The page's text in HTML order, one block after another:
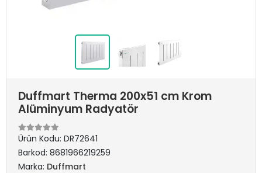
Duffmart Therma 200x51 cm Krom
Alüminyum Radyatör
Ürün Kodu: DR72641
Barkod: 8681966219259
Marka: Duffmart